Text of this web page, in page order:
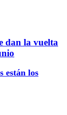
dan la vuelta
están los